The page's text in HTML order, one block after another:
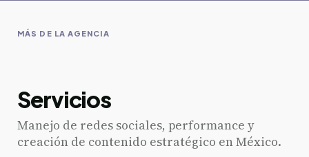
MÁS DE LA AGENCIA
Servicios
Manejo de redes sociales, performance y
creación de contenido estratégico en México.